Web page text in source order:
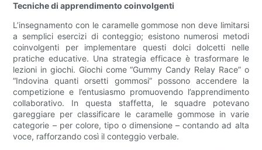
Tecniche di apprendimento coinvolgenti
L’insegnamento con le caramelle gommose non deve limitarsi
a semplici esercizi di conteggio; esistono numerosi metodi
coinvolgenti per implementare questi dolci dolcetti nelle
pratiche educative. Una strategia efficace è trasformare le
lezioni in giochi. Giochi come “Gummy Candy Relay Race” o
“Indovina quanti orsetti gommosi” possono accendere la
competizione e l’entusiasmo promuovendo l’apprendimento
collaborativo. In questa staffetta, le squadre potevano
gareggiare per classificare le caramelle gommose in varie
categorie – per colore, tipo o dimensione – contando ad alta
voce, rafforzando così il conteggio verbale.